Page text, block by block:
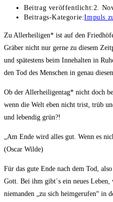
Beitrag veröffentlicht:2.
Beitrags-Kategorie:Impuls
Zu Allerheiligen* ist auf den
Gräber nicht nur gerne zu diesem
und spätestens beim Innehalten in
den Tod des Menschen in genau
Ob der Allerheiligentag* nicht doch
wenn die Welt eben nicht trist, trüb
und lebendig grün?!
„Am Ende wird alles gut. Wenn es
(Oscar Wilde)
Für das gute Ende nach dem Tod,
Gott. Bei ihm gibt´s ein neues
niemanden „zu sich heimgerufen“ in